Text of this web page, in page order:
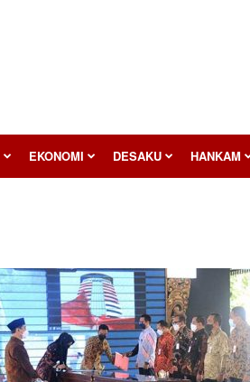
EKONOMI DESAKU HANKAM